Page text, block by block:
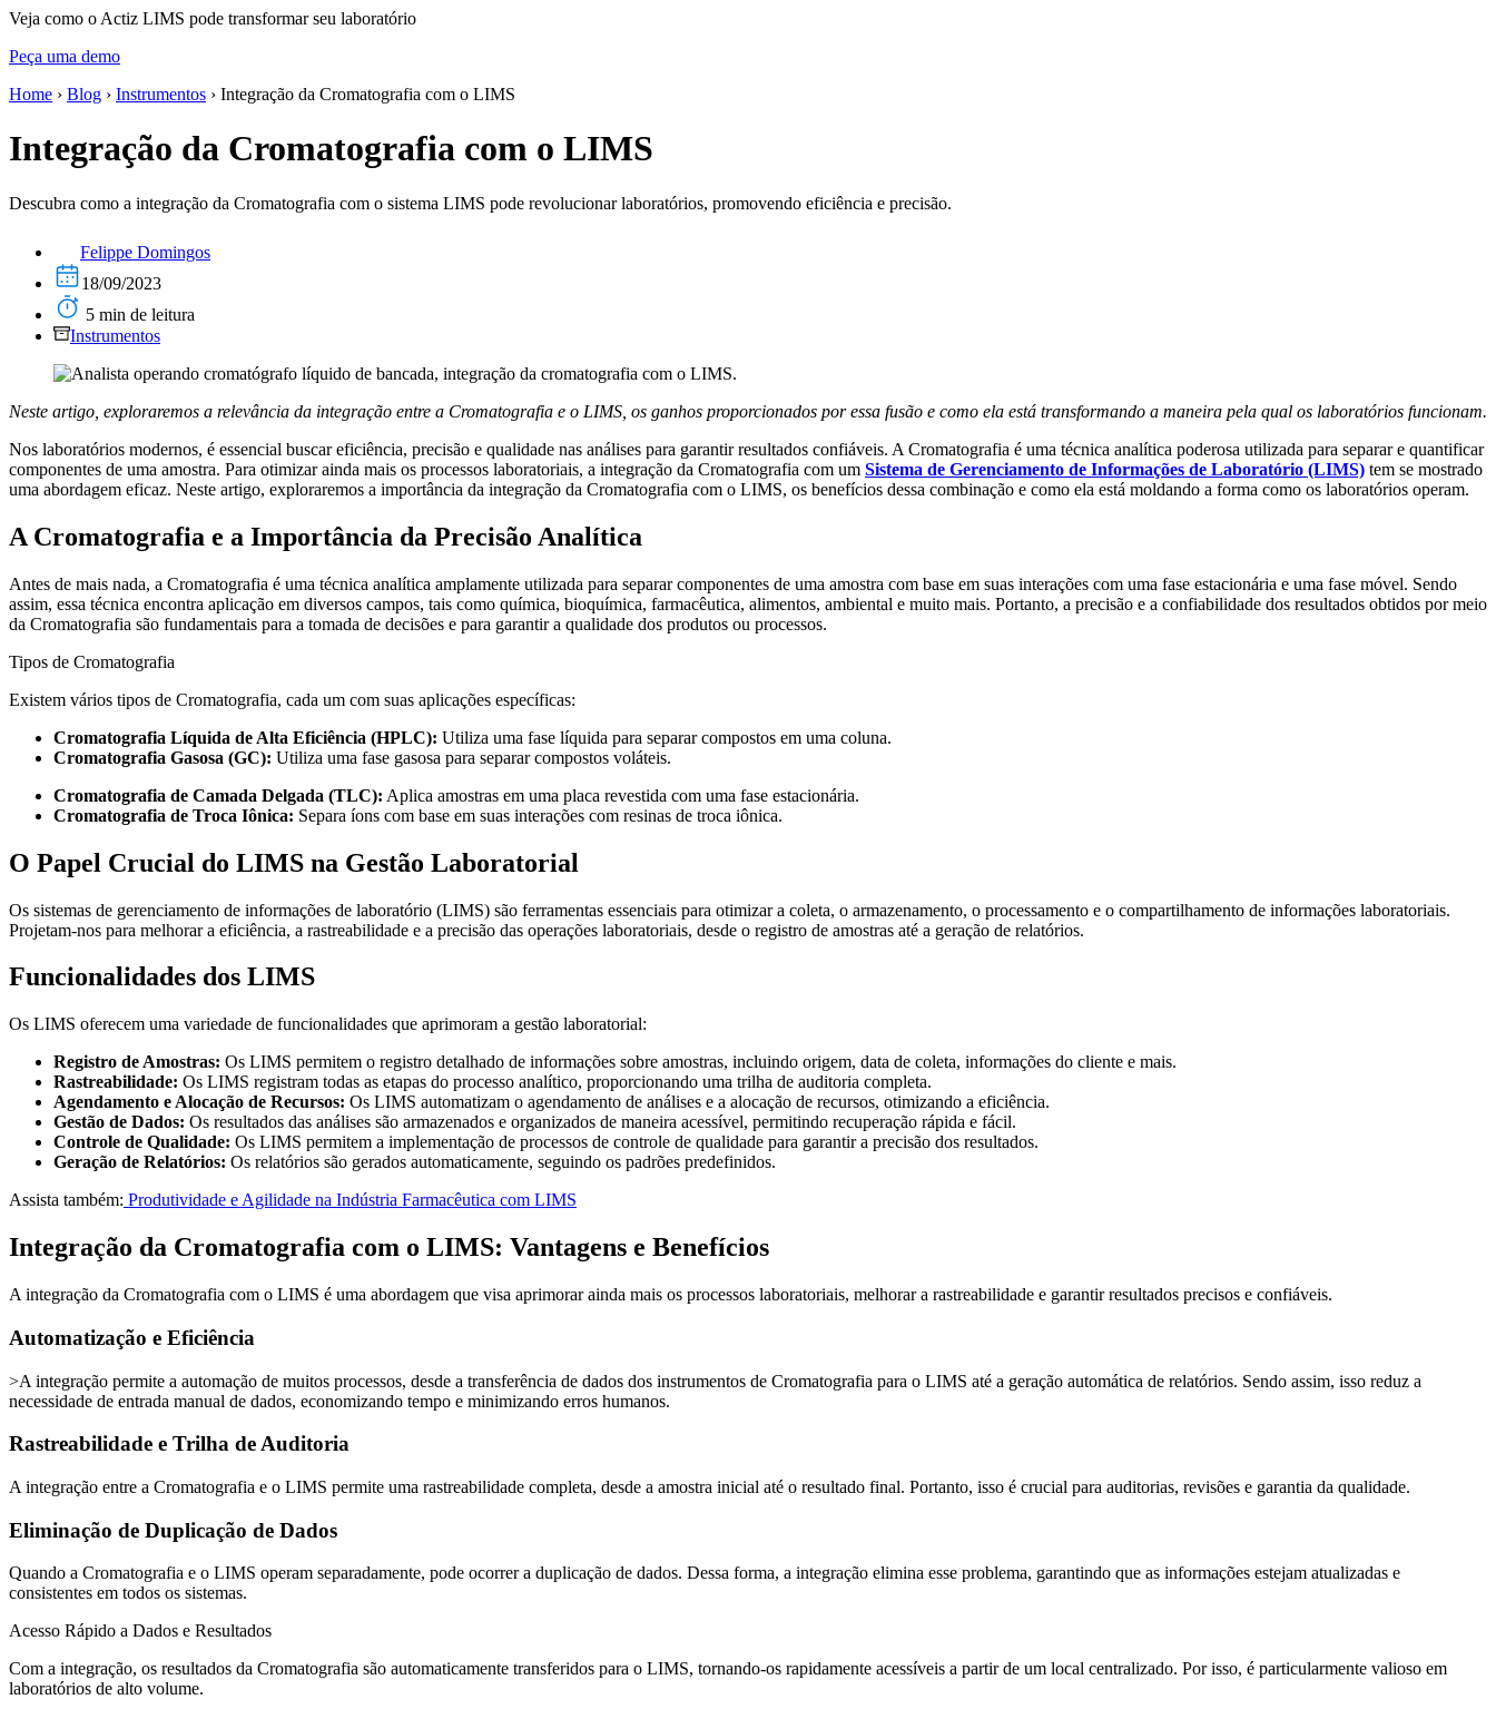
Veja como o Actiz LIMS pode transformar seu laboratório
Peça uma demo
Home › Blog › Instrumentos › Integração da Cromatografia com o LIMS
Integração da Cromatografia com o LIMS
Descubra como a integração da Cromatografia com o sistema LIMS pode revolucionar laboratórios, promovendo eficiência e precisão.
Felippe Domingos
18/09/2023
5 min de leitura
Instrumentos
Neste artigo, exploraremos a relevância da integração entre a Cromatografia e o LIMS, os ganhos proporcionados por essa fusão e como ela está transformando a maneira pela qual os laboratórios funcionam.
Nos laboratórios modernos, é essencial buscar eficiência, precisão e qualidade nas análises para garantir resultados confiáveis. A Cromatografia é uma técnica analítica poderosa utilizada para separar e quantificar
componentes de uma amostra. Para otimizar ainda mais os processos laboratoriais, a integração da Cromatografia com um Sistema de Gerenciamento de Informações de Laboratório (LIMS) tem se mostrado
uma abordagem eficaz. Neste artigo, exploraremos a importância da integração da Cromatografia com o LIMS, os benefícios dessa combinação e como ela está moldando a forma como os laboratórios operam.
A Cromatografia e a Importância da Precisão Analítica
Antes de mais nada, a Cromatografia é uma técnica analítica amplamente utilizada para separar componentes de uma amostra com base em suas interações com uma fase estacionária e uma fase móvel. Sendo
assim, essa técnica encontra aplicação em diversos campos, tais como química, bioquímica, farmacêutica, alimentos, ambiental e muito mais. Portanto, a precisão e a confiabilidade dos resultados obtidos por meio
da Cromatografia são fundamentais para a tomada de decisões e para garantir a qualidade dos produtos ou processos.
Tipos de Cromatografia
Existem vários tipos de Cromatografia, cada um com suas aplicações específicas:
Cromatografia Líquida de Alta Eficiência (HPLC): Utiliza uma fase líquida para separar compostos em uma coluna.
Cromatografia Gasosa (GC): Utiliza uma fase gasosa para separar compostos voláteis.
Cromatografia de Camada Delgada (TLC): Aplica amostras em uma placa revestida com uma fase estacionária.
Cromatografia de Troca Iônica: Separa íons com base em suas interações com resinas de troca iônica.
O Papel Crucial do LIMS na Gestão Laboratorial
Os sistemas de gerenciamento de informações de laboratório (LIMS) são ferramentas essenciais para otimizar a coleta, o armazenamento, o processamento e o compartilhamento de informações laboratoriais.
Projetam-nos para melhorar a eficiência, a rastreabilidade e a precisão das operações laboratoriais, desde o registro de amostras até a geração de relatórios.
Funcionalidades dos LIMS
Os LIMS oferecem uma variedade de funcionalidades que aprimoram a gestão laboratorial:
Registro de Amostras: Os LIMS permitem o registro detalhado de informações sobre amostras, incluindo origem, data de coleta, informações do cliente e mais.
Rastreabilidade: Os LIMS registram todas as etapas do processo analítico, proporcionando uma trilha de auditoria completa.
Agendamento e Alocação de Recursos: Os LIMS automatizam o agendamento de análises e a alocação de recursos, otimizando a eficiência.
Gestão de Dados: Os resultados das análises são armazenados e organizados de maneira acessível, permitindo recuperação rápida e fácil.
Controle de Qualidade: Os LIMS permitem a implementação de processos de controle de qualidade para garantir a precisão dos resultados.
Geração de Relatórios: Os relatórios são gerados automaticamente, seguindo os padrões predefinidos.
Assista também: Produtividade e Agilidade na Indústria Farmacêutica com LIMS
Integração da Cromatografia com o LIMS: Vantagens e Benefícios
A integração da Cromatografia com o LIMS é uma abordagem que visa aprimorar ainda mais os processos laboratoriais, melhorar a rastreabilidade e garantir resultados precisos e confiáveis.
Automatização e Eficiência
>A integração permite a automação de muitos processos, desde a transferência de dados dos instrumentos de Cromatografia para o LIMS até a geração automática de relatórios. Sendo assim, isso reduz a
necessidade de entrada manual de dados, economizando tempo e minimizando erros humanos.
Rastreabilidade e Trilha de Auditoria
A integração entre a Cromatografia e o LIMS permite uma rastreabilidade completa, desde a amostra inicial até o resultado final. Portanto, isso é crucial para auditorias, revisões e garantia da qualidade.
Eliminação de Duplicação de Dados
Quando a Cromatografia e o LIMS operam separadamente, pode ocorrer a duplicação de dados. Dessa forma, a integração elimina esse problema, garantindo que as informações estejam atualizadas e
consistentes em todos os sistemas.
Acesso Rápido a Dados e Resultados
Com a integração, os resultados da Cromatografia são automaticamente transferidos para o LIMS, tornando-os rapidamente acessíveis a partir de um local centralizado. Por isso, é particularmente valioso em
laboratórios de alto volume.